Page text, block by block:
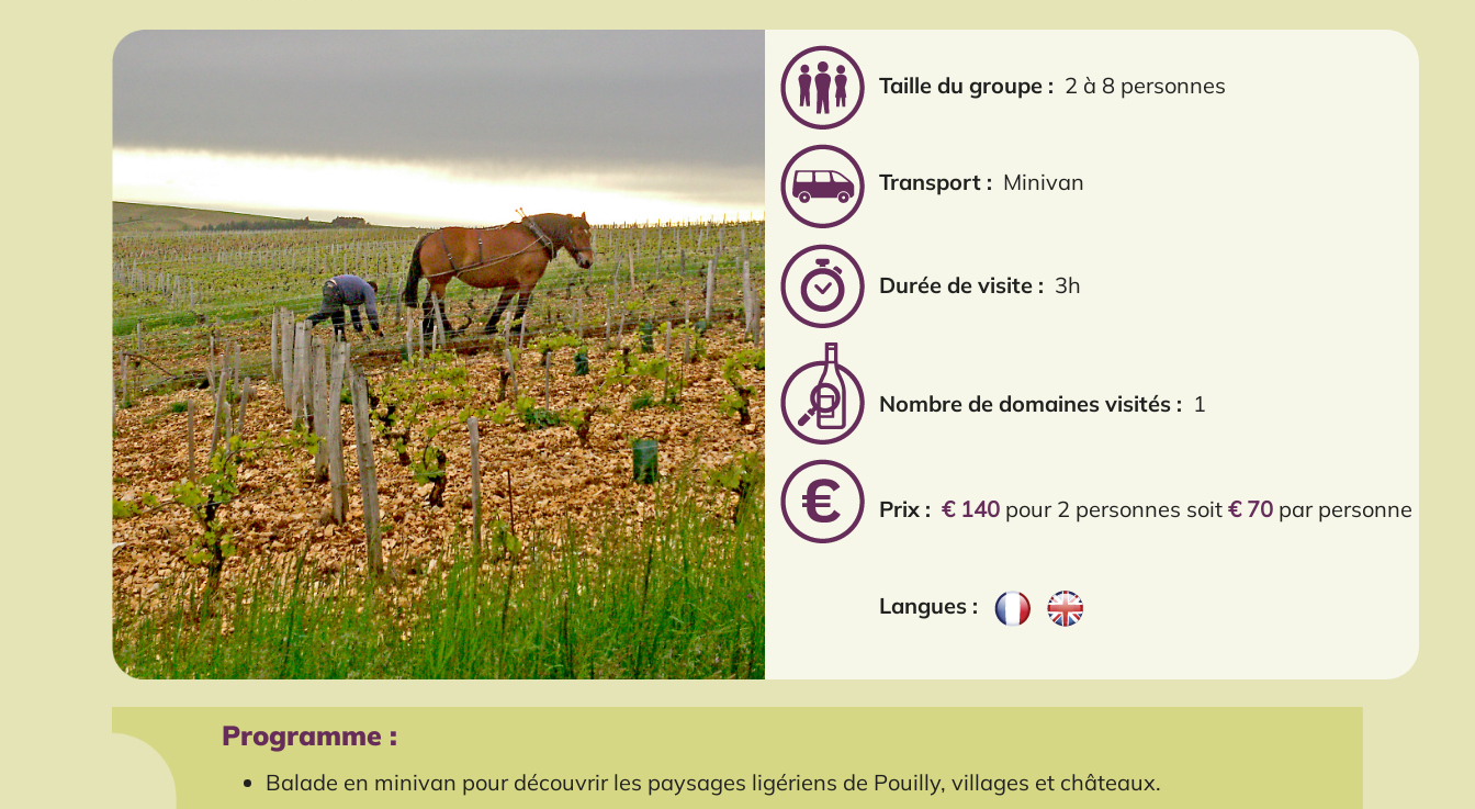
Taille du groupe : 2 à 8 personnes
Transport : Minivan
Durée de visite : 3h
Nombre de domaines visités : 1
Prix : € 140pour 2 personnes soit € 70 par personne
Langues :
Programme :
Balade en minivan pour découvrir les paysages ligériens de Pouilly, villages et châteaux.